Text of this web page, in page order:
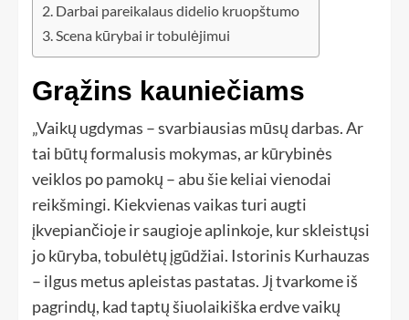
Darbai pareikalaus didelio kruopštumo
Scena kūrybai ir tobulėjimui
Grąžins kauniečiams
„Vaikų ugdymas – svarbiausias mūsų darbas. Ar
tai būtų formalusis mokymas, ar kūrybinės
veiklos po pamokų – abu šie keliai vienodai
reikšmingi. Kiekvienas vaikas turi augti
įkvepiančioje ir saugioje aplinkoje, kur skleistųsi
jo kūryba, tobulėtų įgūdžiai. Istorinis Kurhauzas
– ilgus metus apleistas pastatas. Jį tvarkome iš
pagrindų, kad taptų šiuolaikiška erdve vaikų